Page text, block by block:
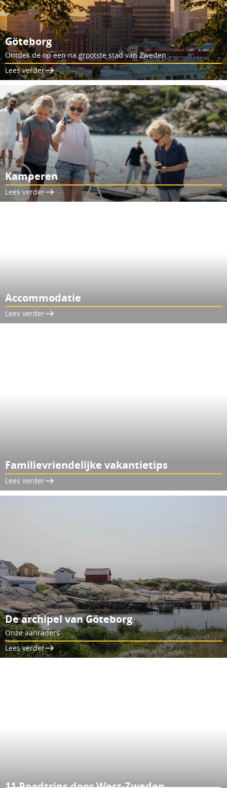
Göteborg
Ontdek de op een na grootste stad van Zweden
Lees verder
Kamperen
Lees verder
Accommodatie
Lees verder
Familievriendelijke vakantietips
Lees verder
De archipel van Göteborg
Onze aanraders
Lees verder